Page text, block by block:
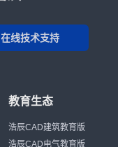
在线技术支持
教育生态
浩辰CAD建筑教育版
浩辰CAD电气教育版